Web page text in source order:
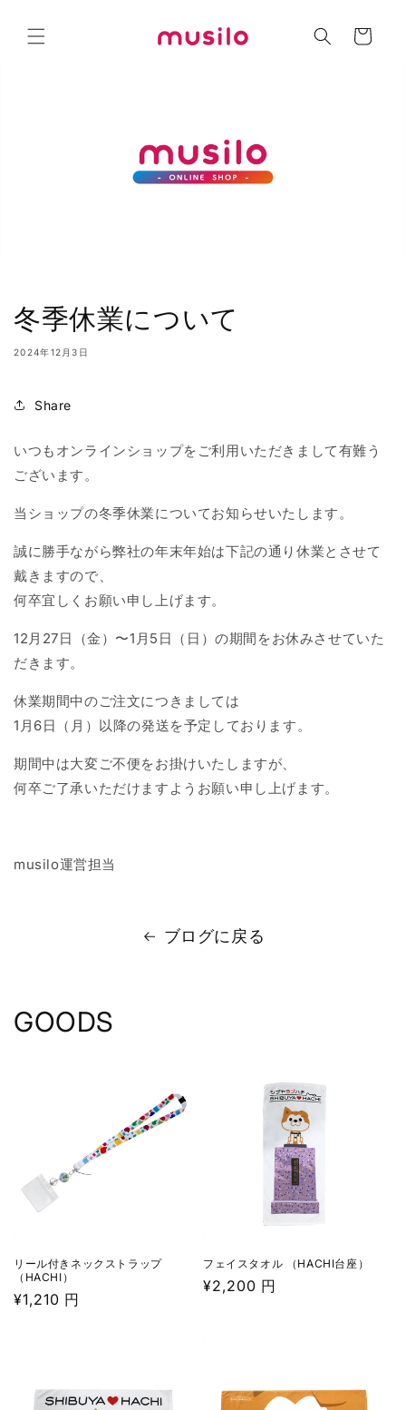
進む
ー
冬季休業について
2024年12月3日
Share
いつもオンラインショップをご利用いただきまして有難う
ございます。
当ショップの冬季休業についてお知らせいたします。
誠に勝手ながら弊社の年末年始は下記の通り休業とさせて
戴きますので、
何卒宜しくお願い申し上げます。
12月27日（金）〜1月5日（日）の期間をお休みさせていた
だきます。
休業期間中のご注文につきましては
1月6日（月）以降の発送を予定しております。
期間中は大変ご不便をお掛けいたしますが、
何卒ご了承いただけますようお願い申し上げます。
musilo運営担当
ブログに戻る
GOODS
リール付きネックストラップ
（HACHI）
通
¥1,210 円
フェイスタオル （HACHI台座）
通
¥2,200 円